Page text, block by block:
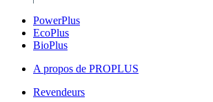
PowerPlus
EcoPlus
BioPlus
A propos de PROPLUS
Revendeurs